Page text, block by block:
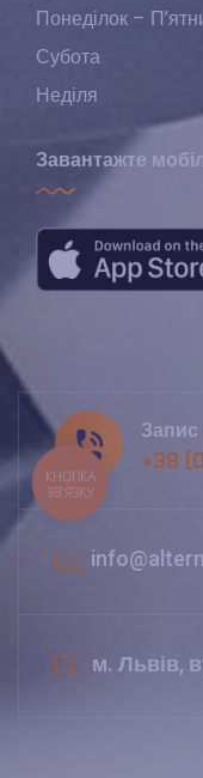
Понеділок –
Субота
Неділя
Завантажте
Запис
+38
м. Львів,
КНОПКА
ЗВ'ЯЗКУ